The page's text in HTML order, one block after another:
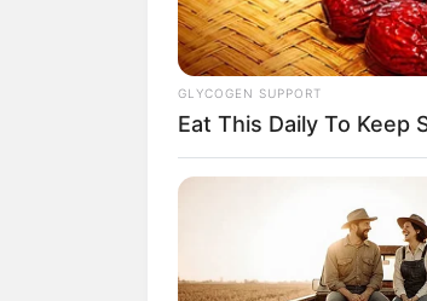
2. Yup, lelaki
Ashburnham,
GLYCOGEN SUPPORT
Eat This Daily To Keep